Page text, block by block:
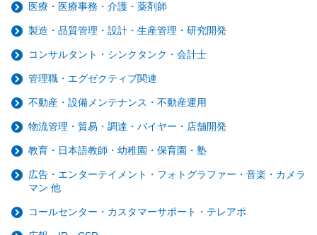
医療・医療事務・介護・薬剤師
製造・品質管理・設計・生産管理・研究開発
コンサルタント・シンクタンク・会計士
管理職・エグゼクティブ関連
不動産・設備メンテナンス・不動産運用
物流管理・貿易・調達・バイヤー・店舗開発
教育・日本語教師・幼稚園・保育園・塾
広告・エンターテイメント・フォトグラファー・音楽・カメラ
マン 他
コールセンター・カスタマーサポート・テレアポ